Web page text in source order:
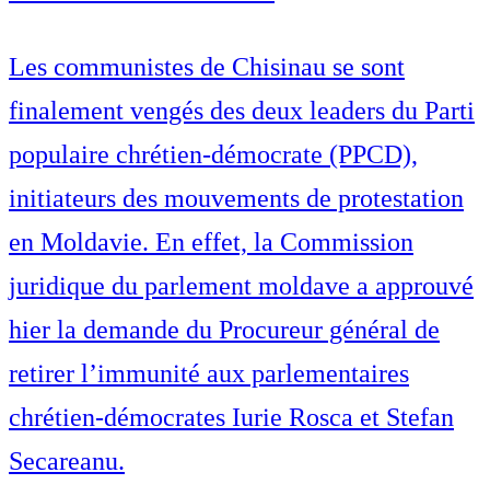
Les communistes de Chisinau se sont
finalement vengés des deux leaders du Parti
populaire chrétien-démocrate (PPCD),
initiateurs des mouvements de protestation
en Moldavie. En effet, la Commission
juridique du parlement moldave a approuvé
hier la demande du Procureur général de
retirer l’immunité aux parlementaires
chrétien-démocrates Iurie Rosca et Stefan
Secareanu.